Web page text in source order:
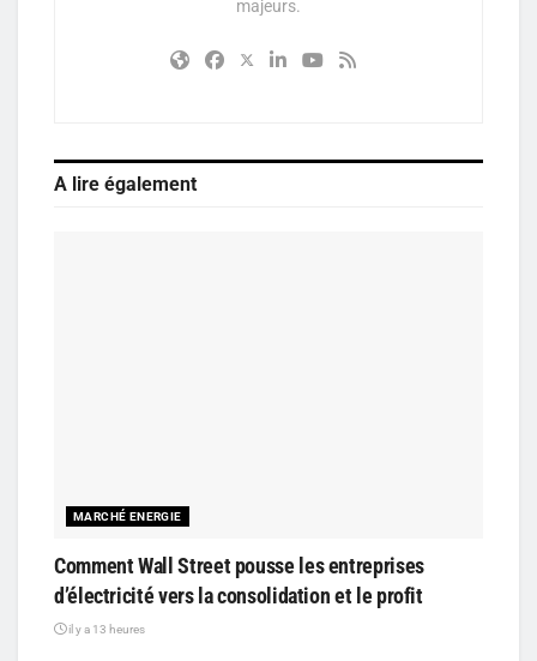
majeurs.
A lire également
MARCHÉ ENERGIE
Comment Wall Street pousse les entreprises
d’électricité vers la consolidation et le profit
il y a 13 heures